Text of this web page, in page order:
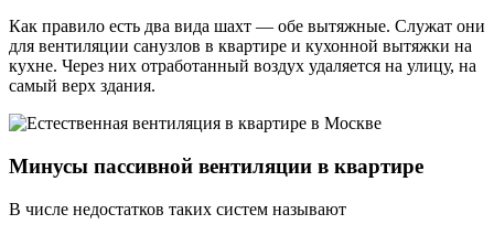
Как правило есть два вида шахт — обе вытяжные. Служат они
для вентиляции санузлов в квартире и кухонной вытяжки на
кухне. Через них отработанный воздух удаляется на улицу, на
самый верх здания.
Минусы пассивной вентиляции в квартире
В числе недостатков таких систем называют